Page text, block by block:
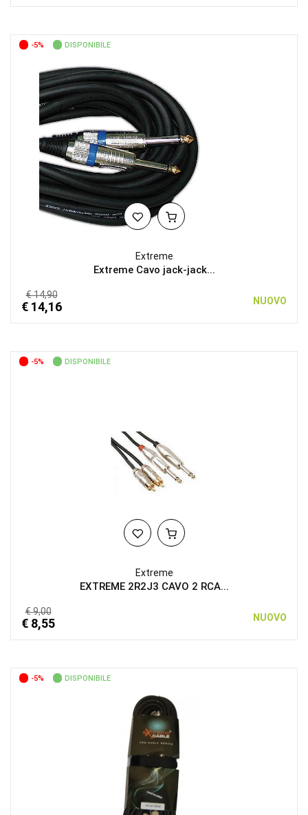
-5% DISPONIBILE
Extreme
Extreme Cavo jack-jack...
€ 14,90
€ 14,16 NUOVO
-5% DISPONIBILE
Extreme
EXTREME 2R2J3 CAVO 2 RCA...
€ 9,00
€ 8,55 NUOVO
-5% DISPONIBILE